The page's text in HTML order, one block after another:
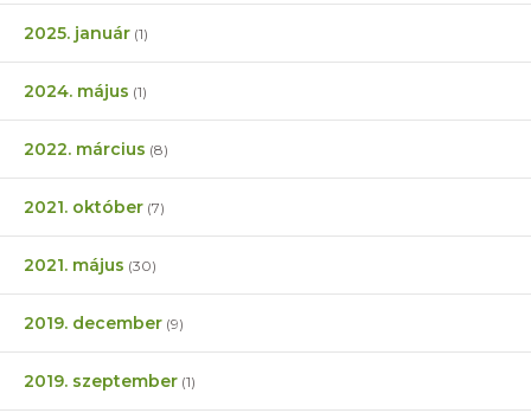
2025. január (1)
2024. május (1)
2022. március (8)
2021. október (7)
2021. május (30)
2019. december (9)
2019. szeptember (1)